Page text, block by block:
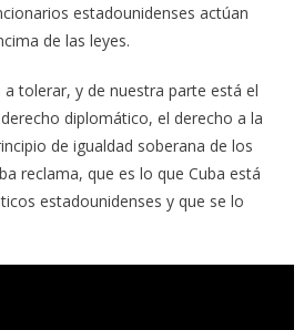
estadounidenses actúan
de las leyes.
tolerar, y de nuestra parte está el
diplomático, el derecho a la
de igualdad soberana de los
reclama, que es lo que Cuba está
estadounidenses y que se lo